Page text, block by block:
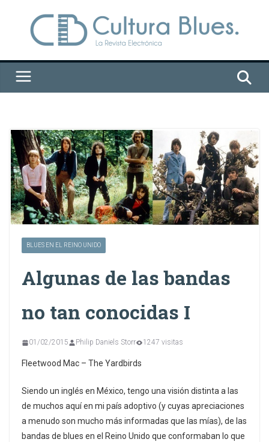
contenido
BLUES EN EL REINO UNIDO
Algunas de las bandas
no tan conocidas I
01/02/2015 Philip Daniels Storr 1247 visitas
Fleetwood Mac – The Yardbirds
Siendo un inglés en México, tengo una visión distinta a las
de muchos aquí en mi país adoptivo (y cuyas apreciaciones
a menudo son mucho más informadas que las mías), de las
bandas de blues en el Reino Unido que conformaban lo que